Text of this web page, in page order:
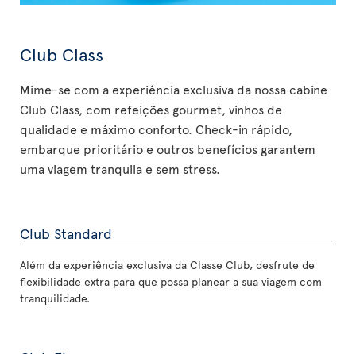
Club Class
Mime-se com a experiência exclusiva da nossa cabine
Club Class, com refeições gourmet, vinhos de
qualidade e máximo conforto. Check-in rápido,
embarque prioritário e outros benefícios garantem
uma viagem tranquila e sem stress.
Club Standard
Além da experiência exclusiva da Classe Club, desfrute de
flexibilidade extra para que possa planear a sua viagem com
tranquilidade.